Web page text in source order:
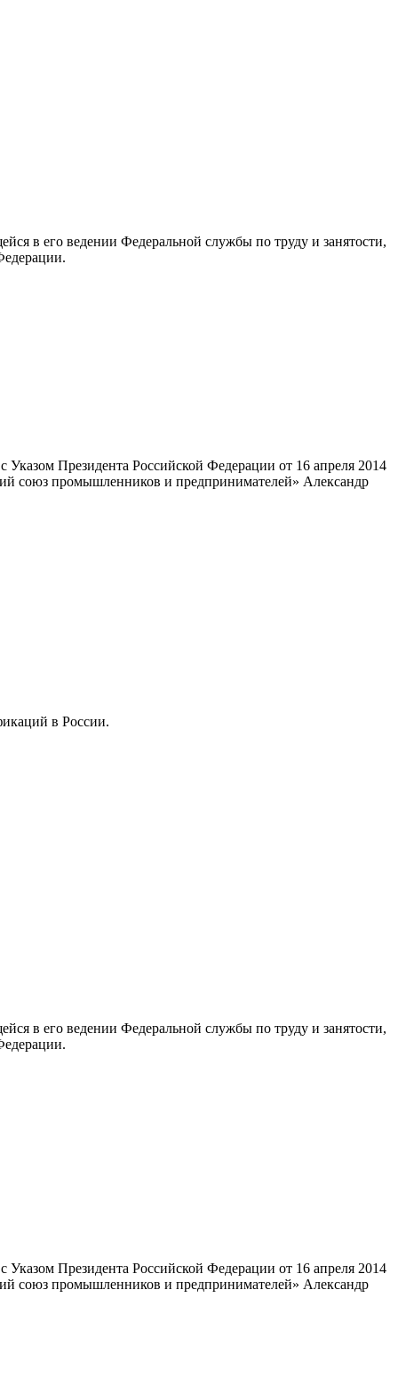
в его ведении Федеральной службы по труду и занятости,
Президента Российской Федерации от 16 апреля 2014
союз промышленников и предпринимателей» Александр
в России.
в его ведении Федеральной службы по труду и занятости,
Президента Российской Федерации от 16 апреля 2014
союз промышленников и предпринимателей» Александр